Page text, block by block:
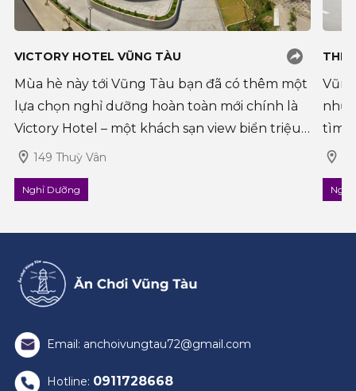
VICTORY HOTEL VŨNG TÀU
Mùa hè này tới Vũng Tàu bạn đã có thêm một
lựa chọn nghỉ dưỡng hoàn toàn mới chính là
Victory Hotel – một khách sạn view biển triệu
đô đạt chuẩn 4 sao cực kỳ sang chảnh. Victory
149 Thuỳ Vân
Nghỉ Dưỡng
THE
tìm
Nghỉ
Email: anchoivungtau72@gmail.com
Hotline: 0911728668